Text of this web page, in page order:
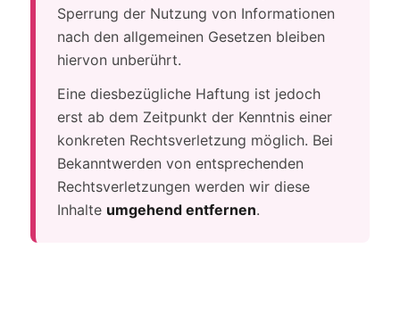
Sperrung der Nutzung von Informationen
nach den allgemeinen Gesetzen bleiben
hiervon unberührt.
Eine diesbezügliche Haftung ist jedoch
erst ab dem Zeitpunkt der Kenntnis einer
konkreten Rechtsverletzung möglich. Bei
Bekanntwerden von entsprechenden
Rechtsverletzungen werden wir diese
Inhalte umgehend entfernen.